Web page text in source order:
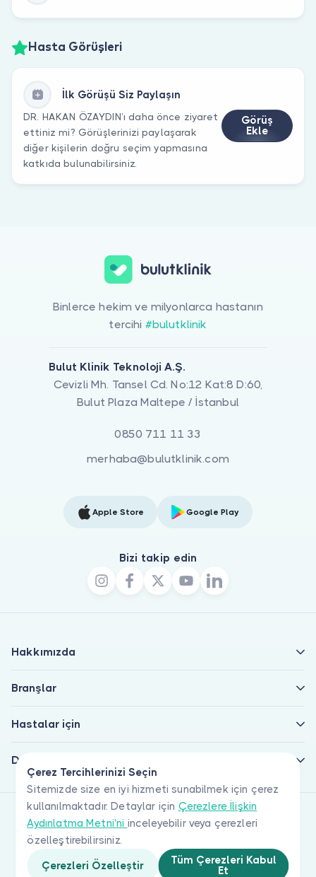
Hasta Görüşleri
İlk Görüşü Siz Paylaşın
DR. HAKAN ÖZAYDIN’ı daha önce ziyaret
ettiniz mi? Görüşlerinizi paylaşarak
diğer kişilerin doğru seçim yapmasına
katkıda bulunabilirsiniz.
Görüş
Ekle
Çerez Tercihlerinizi Seçin
Sitemizde size en iyi hizmeti sunabilmek için çerez
kullanılmaktadır. Detaylar için Çerezlere İlişkin
Aydınlatma Metni'ni inceleyebilir veya çerezleri
özelleştirebilirsiniz.
Çerezleri Özelleştir
Tüm Çerezleri Kabul
Et
Binlerce hekim ve milyonlarca hastanın
tercihi #bulutklinik
Bulut Klinik Teknoloji A.Ş.
Cevizli Mh. Tansel Cd. No:12 Kat:8 D:60,
Bulut Plaza Maltepe / İstanbul
0850 711 11 33
merhaba@bulutklinik.com
Apple Store Google Play
Bizi takip edin
Hakkımızda
Branşlar
Hastalar için
Doktorlar için